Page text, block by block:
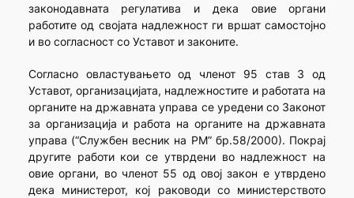
законодавната регулатива и дека овие органи
работите од својата надлежност ги вршат самостојно
и во согласност со Уставот и законите.
Согласно овластувањето од членот 95 став 3 од
Уставот, организацијата, надлежностите и работата на
органите на државната управа се уредени со Законот
за организација и работа на органите на државната
управа (“Службен весник на РМ” бр.58/2000). Покрај
другите работи кои се утврдени во надлежност на
овие органи, во членот 55 од овој закон е утврдено
дека министерот, кој раководи со министерството